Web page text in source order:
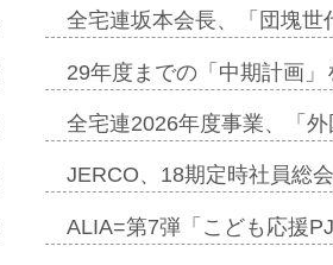
査=Nature…
安全性追加=リンナ…
期は増収見込む=…
…
全宅連坂本会長、「団塊
29年度までの「中期計画
全宅連2026年度事業、「
JERCO、18期定時社員総
ALIA=第7弾「こども応援